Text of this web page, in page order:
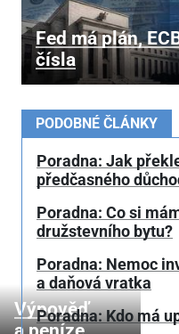
Fed má plán,
čísla
Výpověď
PODOBNÉ ČLÁNKY
Poradna: Jak
předčasného
Poradna: Co si
družstevního bytu?
Poradna: Nemoc
a daňová vratka
Poradna: Kdo má